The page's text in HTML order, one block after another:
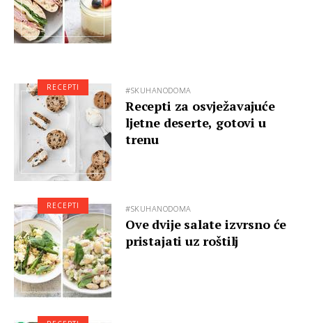
#SKUHANODOMA
Recepti za osvježavajuće
ljetne deserte, gotovi u
trenu
RECEPTI
#SKUHANODOMA
Ove dvije salate izvrsno će
pristajati uz roštilj
RECEPTI